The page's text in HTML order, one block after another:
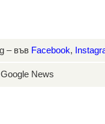
– във Facebook,
News